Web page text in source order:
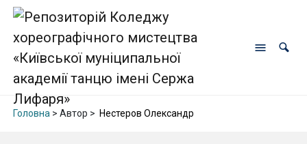
Головна > Автор > Нестеров Олександр